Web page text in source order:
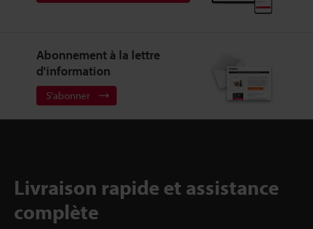
Abonnement à la lettre
d'information
S'abonner
Livraison rapide et assistance
complète